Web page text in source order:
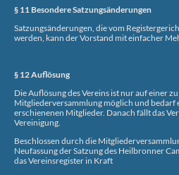
§ 11 Besondere Satzungsänderungen
Satzungsänderungen, die vom
werden, kann der Vorstand mit einfacher
§ 12 Auflösung
Die Auflösung des Vereins ist nur auf einer
Mitgliederversammlung möglich und bedarf
erschienenen Mitglieder. Danach fällt das
Vereinigung.
Beschlossen durch die
Neufassung der Satzung des Heilbronner
das Vereinsregister in Kraft